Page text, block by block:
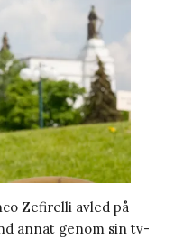
Zefirelli avled på
annat genom sin tv-